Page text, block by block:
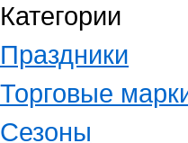
Категории
Праздники
Торговые
Сезоны